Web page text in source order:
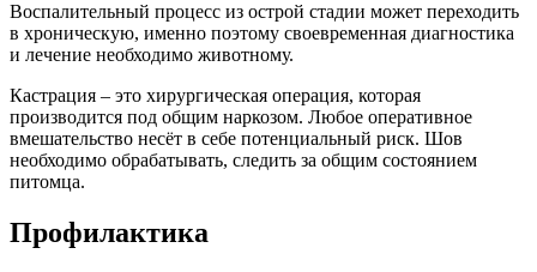
Воспалительный процесс из острой стадии может переходить
в хроническую, именно поэтому своевременная диагностика
и лечение необходимо животному.
Кастрация – это хирургическая операция, которая
производится под общим наркозом. Любое оперативное
вмешательство несёт в себе потенциальный риск. Шов
необходимо обрабатывать, следить за общим состоянием
питомца.
Профилактика